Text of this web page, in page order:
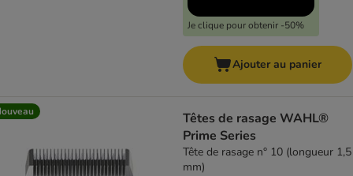
Je clique pour obtenir -50%
Ajouter au panier
Têtes de rasage WAHL®
Prime Series
Tête de rasage n° 10 (longueur 1,5
mm)